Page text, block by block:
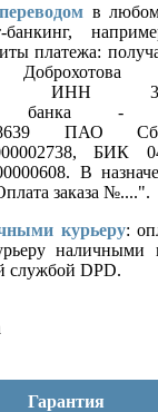
в
банкинг,
платежа:
ИНН
банка -
ПАО
БИК
В
заказа №....".
курьеру:
наличными
службой DPD.
Гарантия